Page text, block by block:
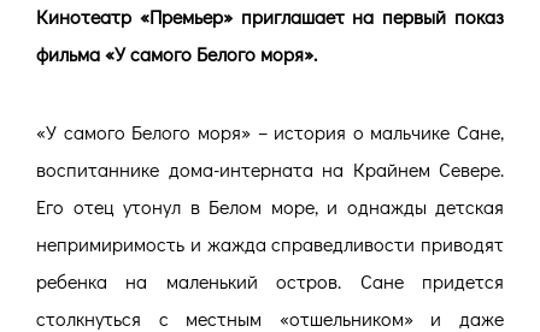
Кинотеатр «Премьер» приглашает на первый показ
фильма «У самого Белого моря».
«У самого Белого моря» – история о мальчике Сане,
воспитаннике дома-интерната на Крайнем Севере.
Его отец утонул в Белом море, и однажды детская
непримиримость и жажда справедливости приводят
ребенка на маленький остров. Сане придется
столкнуться с местным «отшельником» и даже